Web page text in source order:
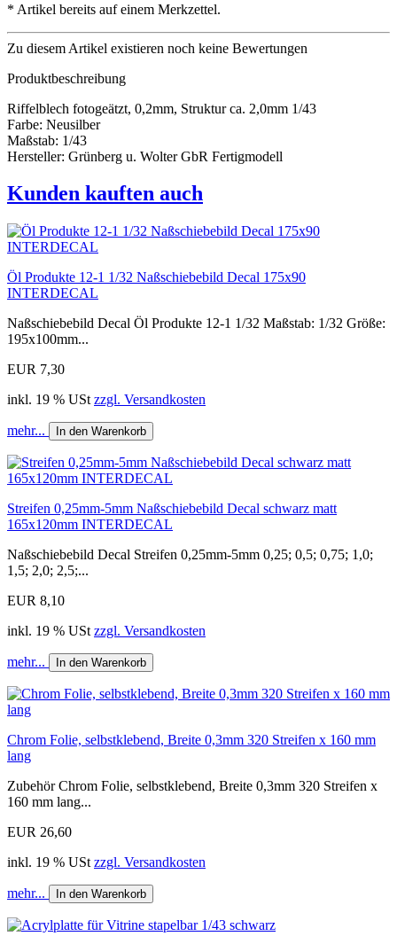
* Artikel bereits auf einem Merkzettel.
Zu diesem Artikel existieren noch keine Bewertungen
Produktbeschreibung
Riffelblech fotogeätzt, 0,2mm, Struktur ca. 2,0mm 1/43
Farbe: Neusilber
Maßstab: 1/43
Hersteller: Grünberg u. Wolter GbR Fertigmodell
Kunden kauften auch
Öl Produkte 12-1 1/32 Naßschiebebild Decal 175x90
INTERDECAL
Naßschiebebild Decal Öl Produkte 12-1 1/32 Maßstab: 1/32 Größe:
195x100mm...
EUR 7,30
inkl. 19 % USt zzgl. Versandkosten
mehr... In den Warenkorb
Streifen 0,25mm-5mm Naßschiebebild Decal schwarz matt
165x120mm INTERDECAL
Naßschiebebild Decal Streifen 0,25mm-5mm 0,25; 0,5; 0,75; 1,0;
1,5; 2,0; 2,5;...
EUR 8,10
inkl. 19 % USt zzgl. Versandkosten
mehr... In den Warenkorb
Chrom Folie, selbstklebend, Breite 0,3mm 320 Streifen x 160 mm
lang
Zubehör Chrom Folie, selbstklebend, Breite 0,3mm 320 Streifen x
160 mm lang...
EUR 26,60
inkl. 19 % USt zzgl. Versandkosten
mehr... In den Warenkorb